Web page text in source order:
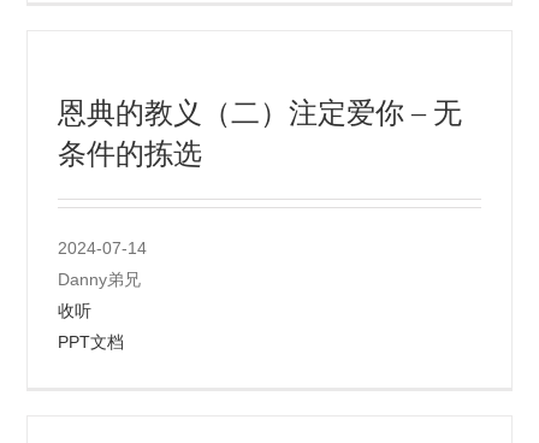
恩典的教义（二）注定爱你 – 无
条件的拣选
2024-07-14
Danny弟兄
收听
PPT文档